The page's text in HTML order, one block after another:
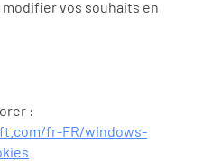
vos souhaits en
:
fr-FR/windows-